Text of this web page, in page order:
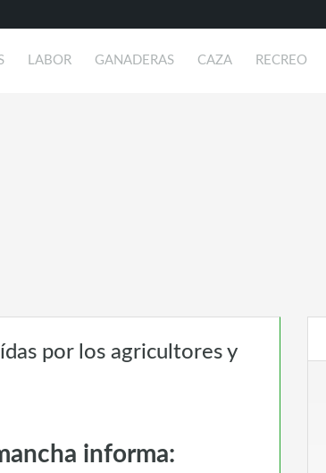
LABOR GANADERAS CAZA RECREO
por los agricultores y
informa: